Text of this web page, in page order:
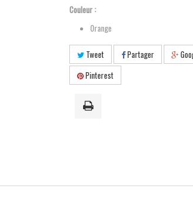
Couleur :
Orange
Tweet Partager
Pinterest